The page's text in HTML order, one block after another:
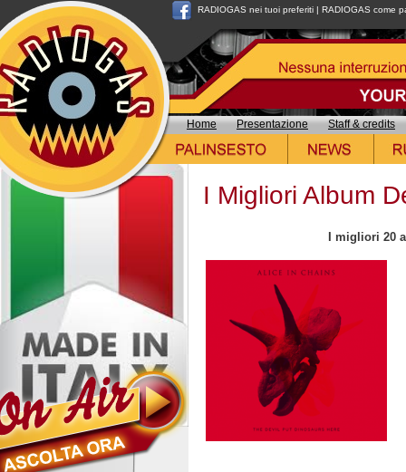
RADIOGAS nei tuoi preferiti | RADIOGAS come
Home Presentazione Staff & credits
I Migliori Album
I migliori 20